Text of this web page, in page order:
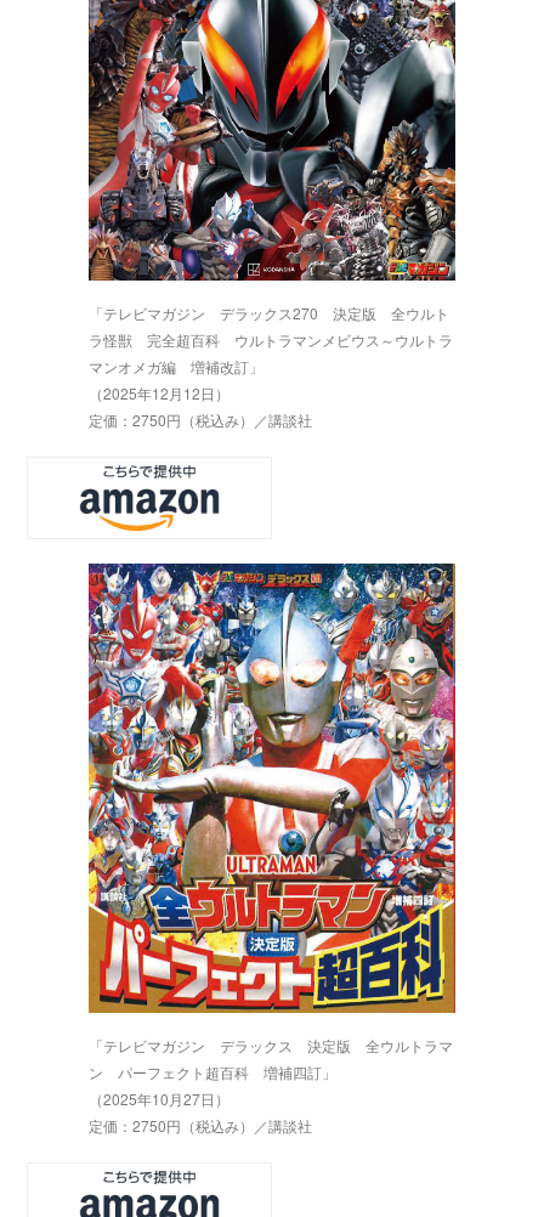
「テレビマガジン デラックス270 決定版 全ウルト
ラ怪獣 完全超百科 ウルトラマンメビウス～ウルトラ
マンオメガ編 増補改訂」
（2025年12月12日）
定価：2750円（税込み）／講談社
「テレビマガジン デラックス 決定版 全ウルトラマ
ン パーフェクト超百科 増補四訂」
（2025年10月27日）
定価：2750円（税込み）／講談社